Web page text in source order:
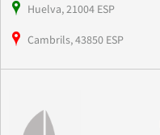
Huelva, 21004 ESP
Cambrils, 43850 ESP